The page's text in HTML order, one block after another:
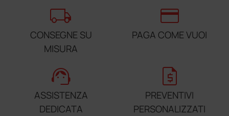
local_shipping
CONSEGNE SU
MISURA
credit_card
PAGA COME VUOI
support_agent
ASSISTENZA
DEDICATA
request_quote
PREVENTIVI
PERSONALIZZATI